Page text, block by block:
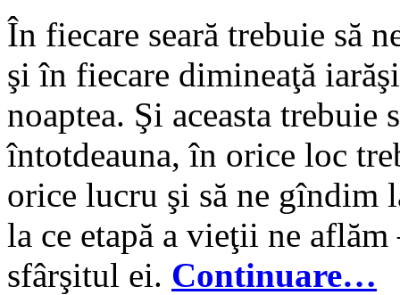
În fiecare seară trebuie să
şi în fiecare dimineaţă
noaptea. Şi aceasta
întotdeauna, în orice loc
orice lucru şi să ne gîndim
la ce etapă a vieţii ne
sfârşitul ei. Continuare…